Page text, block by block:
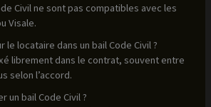
Civil ne sont pas compatibles avec les
Visale.
le locataire dans un bail Code Civil ?
librement dans le contrat, souvent entre
selon l’accord.
un bail Code Civil ?